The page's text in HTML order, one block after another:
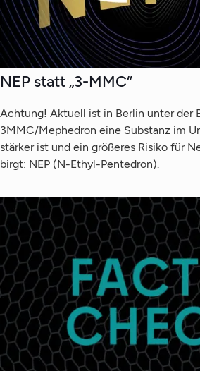
NEP statt „3-MMC“
Achtung! Aktuell ist in Berlin unter der
3MMC/Mephedron eine Substanz im
stärker ist und ein größeres Risiko für
birgt: NEP (N-Ethyl-Pentedron).